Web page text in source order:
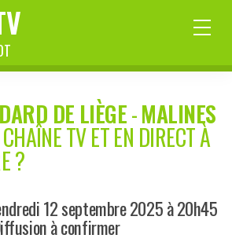
DE LIÈGE-MALINES
TV ET EN DIRECT À
?
12 septembre 2025 à 20h45
à confirmer